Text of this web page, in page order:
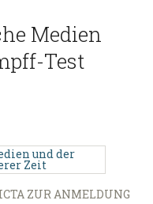
Medien
Test
ZUR ANMELDUNG